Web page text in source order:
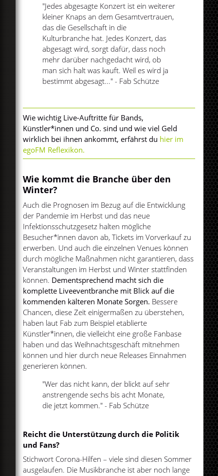
"Jedes abgesagte Konzert ist ein weiterer
kleiner Knaps an dem Gesamtvertrauen,
das die Gesellschaft in die
Kulturbranche hat. Jedes Konzert, das
abgesagt wird, sorgt dafür, dass noch
mehr darüber nachgedacht wird, ob
man sich halt was kauft. Weil es wird ja
bestimmt abgesagt..." - Fab Schütze
Wie wichtig Live-Auftritte für Bands,
Künstler*innen und Co. sind und wie viel Geld
wirklich bei ihnen ankommt, erfährst du hier im
egoFM Reflexikon.
Wie kommt die Branche über den
Winter?
Auch die Prognosen im Bezug auf die Entwicklung
der Pandemie im Herbst und das neue
Infektionsschutzgesetz halten mögliche
Besucher*innen davon ab, Tickets im Vorverkauf zu
erwerben. Und auch die einzelnen Venues können
durch mögliche Maßnahmen nicht garantieren, dass
Veranstaltungen im Herbst und Winter stattfinden
können. Dementsprechend macht sich die
komplette Liveeventbranche mit Blick auf die
kommenden kälteren Monate Sorgen. Bessere
Chancen, diese Zeit einigermaßen zu überstehen,
haben laut Fab zum Beispiel etablierte
Künstler*innen, die vielleicht eine große Fanbase
haben und das Weihnachtsgeschäft mitnehmen
können und hier durch neue Releases Einnahmen
generieren können.
"Wer das nicht kann, der blickt auf sehr
anstrengende sechs bis acht Monate,
die jetzt kommen." - Fab Schütze
Reicht die Unterstützung durch die Politik
und Fans?
Stichwort Corona-Hilfen – viele sind diesen Sommer
ausgelaufen. Die Musikbranche ist aber noch lange